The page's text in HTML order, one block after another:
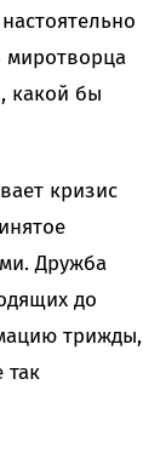
миротворца
какой бы
кризис
Дружба
до
трижды,
так